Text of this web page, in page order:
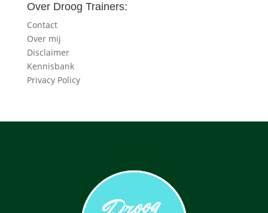
Over Droog Trainers:
Contact
Over mij
Disclaimer
Kennisbank
Privacy Policy